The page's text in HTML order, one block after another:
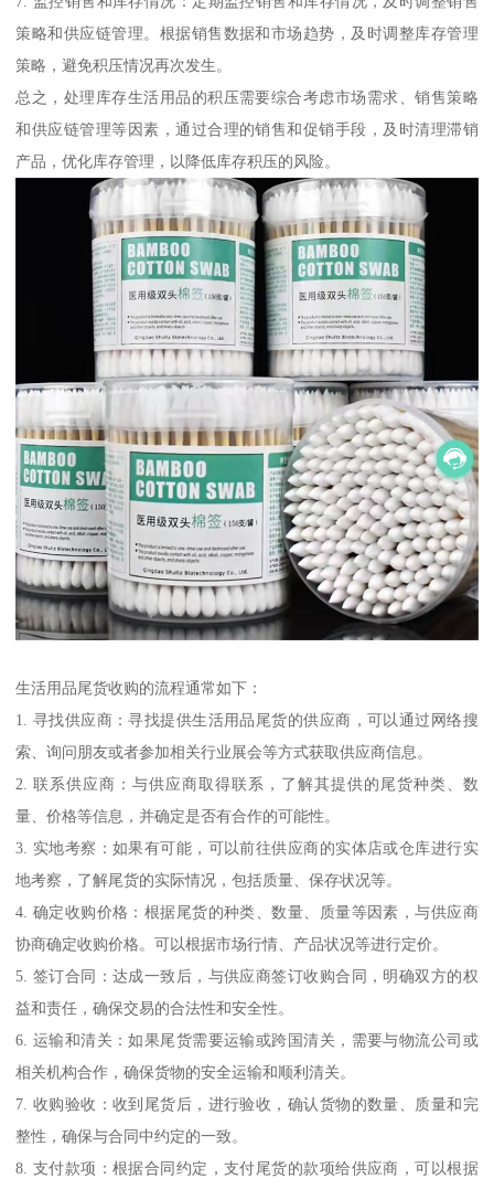
策略和供应链管理。根据销售数据和市场趋势，及时调整库存管理
策略，避免积压情况再次发生。
总之，处理库存生活用品的积压需要综合考虑市场需求、销售策略
和供应链管理等因素，通过合理的销售和促销手段，及时清理滞销
产品，优化库存管理，以降低库存积压的风险。
生活用品尾货收购的流程通常如下：
1. 寻找供应商：寻找提供生活用品尾货的供应商，可以通过网络搜
索、询问朋友或者参加相关行业展会等方式获取供应商信息。
2. 联系供应商：与供应商取得联系，了解其提供的尾货种类、数
量、价格等信息，并确定是否有合作的可能性。
3. 实地考察：如果有可能，可以前往供应商的实体店或仓库进行实
地考察，了解尾货的实际情况，包括质量、保存状况等。
4. 确定收购价格：根据尾货的种类、数量、质量等因素，与供应商
协商确定收购价格。可以根据市场行情、产品状况等进行定价。
5. 签订合同：达成一致后，与供应商签订收购合同，明确双方的权
益和责任，确保交易的合法性和安全性。
6. 运输和清关：如果尾货需要运输或跨国清关，需要与物流公司或
相关机构合作，确保货物的安全运输和顺利清关。
7. 收购验收：收到尾货后，进行验收，确认货物的数量、质量和完
整性，确保与合同中约定的一致。
8. 支付款项：根据合同约定，支付尾货的款项给供应商，可以根据